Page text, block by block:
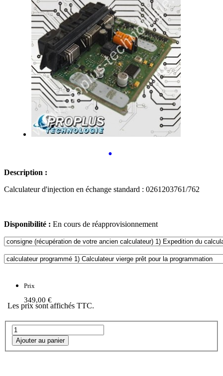
•
Description :
Calculateur d'injection en échange standard : 0261203761/762
Disponibilité : En cours de réapprovisionnement
Prix
349,00 €
Les prix sont affichés TTC.